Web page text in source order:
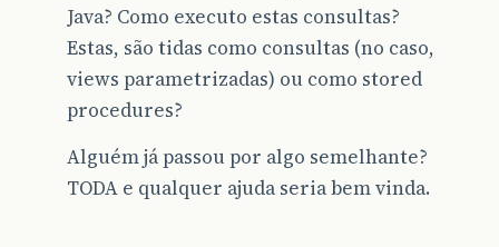
Java? Como executo estas consultas?
Estas, são tidas como consultas (no caso,
views parametrizadas) ou como stored
procedures?
Alguém já passou por algo semelhante?
TODA e qualquer ajuda seria bem vinda.